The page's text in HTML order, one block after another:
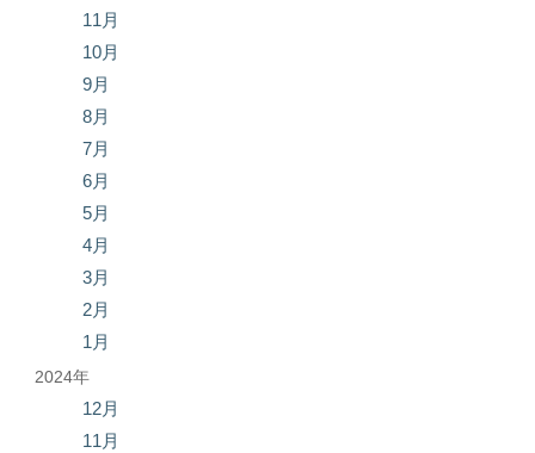
11月
10月
9月
8月
7月
6月
5月
4月
3月
2月
1月
2024年
12月
11月